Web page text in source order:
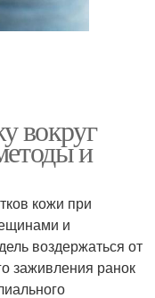
вокруг
и
кожи при
и
воздержаться от
заживления ранок